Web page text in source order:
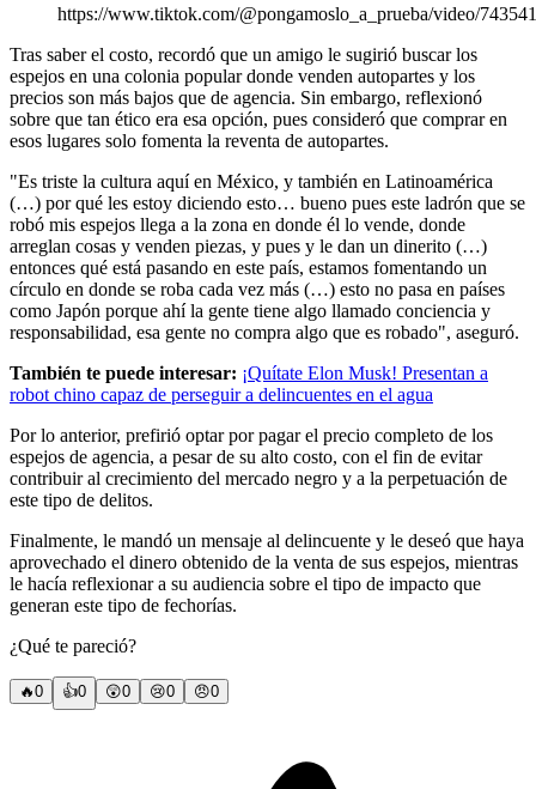
https://www.tiktok.com/@pongamoslo_a_prueba/video/
Tras saber el costo, recordó que un amigo le sugirió buscar los
espejos en una colonia popular donde venden autopartes y los
precios son más bajos que de agencia. Sin embargo, reflexionó
sobre que tan ético era esa opción, pues consideró que comprar en
esos lugares solo fomenta la reventa de autopartes.
"Es triste la cultura aquí en México, y también en Latinoamérica
(…) por qué les estoy diciendo esto… bueno pues este ladrón que se
robó mis espejos llega a la zona en donde él lo vende, donde
arreglan cosas y venden piezas, y pues y le dan un dinerito (…)
entonces qué está pasando en este país, estamos fomentando un
círculo en donde se roba cada vez más (…) esto no pasa en países
como Japón porque ahí la gente tiene algo llamado conciencia y
responsabilidad, esa gente no compra algo que es robado", aseguró.
También te puede interesar: ¡Quítate Elon Musk! Presentan a
robot chino capaz de perseguir a delincuentes en el agua
Por lo anterior, prefirió optar por pagar el precio completo de los
espejos de agencia, a pesar de su alto costo, con el fin de evitar
contribuir al crecimiento del mercado negro y a la perpetuación de
este tipo de delitos.
Finalmente, le mandó un mensaje al delincuente y le deseó que haya
aprovechado el dinero obtenido de la venta de sus espejos, mientras
le hacía reflexionar a su audiencia sobre el tipo de impacto que
generan este tipo de fechorías.
¿Qué te pareció?
🔥0 👍0 😲0 😢0 😠0